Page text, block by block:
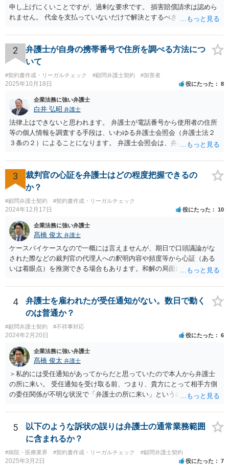
申し上げにくいことですが、過剰な要求です。 損害賠償請求は認めら
れません。 代金を支払っていないだけで解決とするべきでしょう。
2
弁護士が自身の携帯番号で住所を調べる方法につ
いて
#契約書作成・リーガルチェック #顧問弁護士契約 #加害者
2025年10月18日 役にたった 8
企業法務に強い弁護士
白井 弘昭 弁護士
法律上はできないと思われます。 弁護士が電話番号から使用者の住所
等の個人情報を調査する手段は、いわゆる弁護士会照会（弁護士法２
３条の２）によることになります。 弁護士会照会は、弁護士が事件を
して質問をしてもらう制度で、弁護士会担当委員が当該質問が適正か
どうか、質問をして回答を得られる可能性があるか、などを吟味した
上で、弁護士会名で質問をする制度です。 ですので、照会先もある程
度安心して個人情報を開示しますし、もちろん、断られる場合もあり
ます。 一般的には、弁護士が依頼を受けて事件を調査する過程で用い
られるものですが、法律上、「弁護士は、受任している事件につい
て、」と定められていますので、個人の事件（受任していない）はこ
の要件に当てはまらないことになります。 以上、ご参考まで。
3
裁判官の心証を弁護士はどの程度把握できるの
か？
#顧問弁護士契約 #契約書作成・リーガルチェック
2024年12月17日 役にたった 10
企業法務に強い弁護士
髙橋 俊太 弁護士
ケースバイケースなので一概には言えませんが、期日で口頭議論がな
された際などの裁判官の代理人への釈明内容や頻度等から心証（ある
いは着眼点）を推測できる場合もあります。和解の局面になり、代理
れることもあります。
4
弁護士を雇われたが受任通知がない。数日で動く
のは普通か？
#顧問弁護士契約 #不祥事対応
2024年2月20日 役にたった 6
企業法務に強い弁護士
髙橋 俊太 弁護士
＞私的には受任通知があってからだと思っていたので本人から弁護士
の所に来い。 受任通知を受け取る前、つまり、貴方にとって相手方側
の委任関係が不明な状況で「弁護士の所に来い」というのは、さすが
絡がきますよね？ 通常はそのような初動となります。
5
以下のような訴状の誤りは弁護士の通常業務範囲
に含まれるか？
#病院・医療業界 #契約書作成・リーガルチェック #顧問弁護士契約
2025年3月2日 役にたった 7